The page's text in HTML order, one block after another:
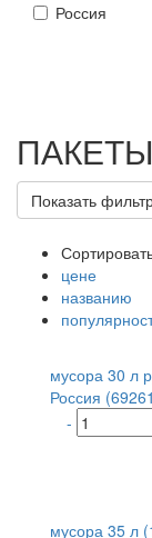
Россия
Показать
цене
названию
мусора 30 л
Россия
-
мусора 35 л